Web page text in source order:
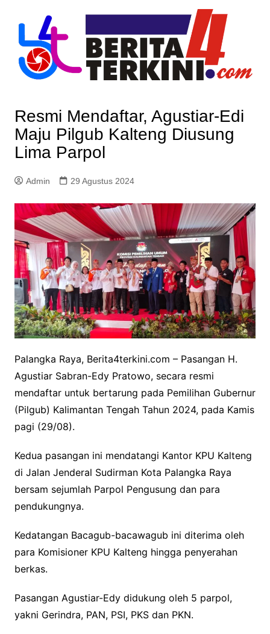
content
Resmi Mendaftar, Agustiar-Edi
Maju Pilgub Kalteng Diusung
Lima Parpol
Admin 29 Agustus 2024
Palangka Raya, Berita4terkini.com – Pasangan H.
Agustiar Sabran-Edy Pratowo, secara resmi
mendaftar untuk bertarung pada Pemilihan Gubernur
(Pilgub) Kalimantan Tengah Tahun 2024, pada Kamis
pagi (29/08).
Kedua pasangan ini mendatangi Kantor KPU Kalteng
di Jalan Jenderal Sudirman Kota Palangka Raya
bersam sejumlah Parpol Pengusung dan para
pendukungnya.
Kedatangan Bacagub-bacawagub ini diterima oleh
para Komisioner KPU Kalteng hingga penyerahan
berkas.
Pasangan Agustiar-Edy didukung oleh 5 parpol,
yakni Gerindra, PAN, PSI, PKS dan PKN.